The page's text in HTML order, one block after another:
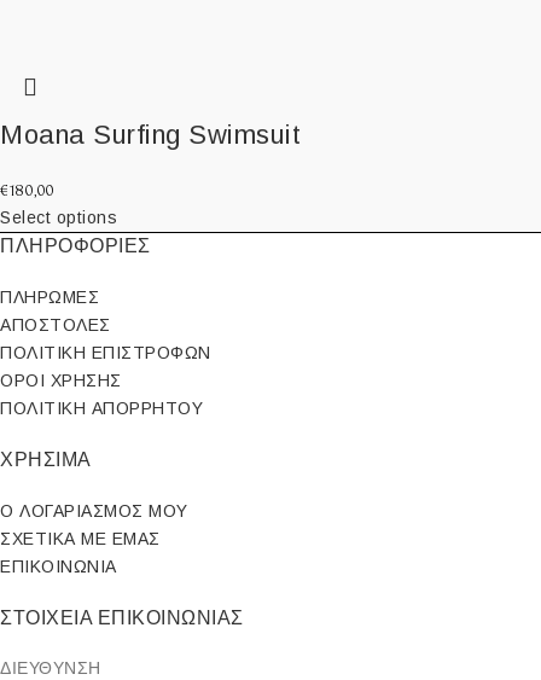
Moana Surfing Swimsuit
€180,00
Select options
ΠΛΗΡΟΦΟΡΙΕΣ
ΠΛΗΡΩΜΕΣ
ΑΠΟΣΤΟΛΕΣ
ΠΟΛΙΤΙΚΗ ΕΠΙΣΤΡΟΦΩΝ
ΟΡΟΙ ΧΡΗΣΗΣ
ΠΟΛΙΤΙΚΗ ΑΠΟΡΡΗΤΟΥ
ΧΡΗΣΙΜΑ
Ο ΛΟΓΑΡΙΑΣΜΟΣ ΜΟΥ
ΣΧΕΤΙΚΑ ΜΕ ΕΜΑΣ
ΕΠΙΚΟΙΝΩΝΙΑ
ΣΤΟΙΧΕΙΑ ΕΠΙΚΟΙΝΩΝΙΑΣ
ΔΙΕΥΘΥΝΣΗ